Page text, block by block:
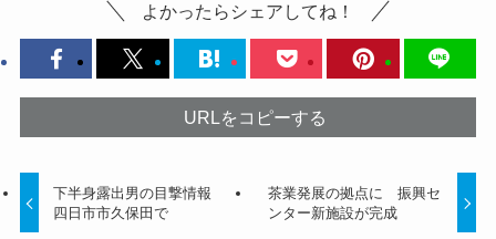
よかったらシェアしてね！
URLをコピーする
下半身露出男の目撃情報
四日市市久保田で
茶業発展の拠点に 振興セ
ンター新施設が完成